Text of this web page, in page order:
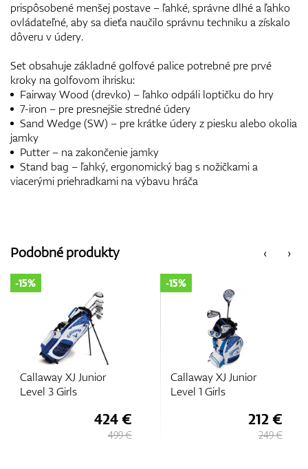
prispôsobené menšej postave – ľahké, správne dlhé a ľahko
ovládateľné, aby sa dieťa naučilo správnu techniku a získalo
dôveru v údery.
Set obsahuje základné golfové palice potrebné pre prvé
kroky na golfovom ihrisku:
Fairway Wood (drevko) – ľahko odpáli loptičku do hry
7-iron – pre presnejšie stredné údery
Sand Wedge (SW) – pre krátke údery z piesku alebo okolia
jamky
Putter – na zakončenie jamky
Stand bag – ľahký, ergonomický bag s nožičkami a
viacerými priehradkami na výbavu hráča
‹
Podobné produkty ›
Callaway XJ Junior
Level 3 Girls
-15%
424 €
499 €
Callaway XJ Junior
Level 1 Girls
-15%
212 €
249 €